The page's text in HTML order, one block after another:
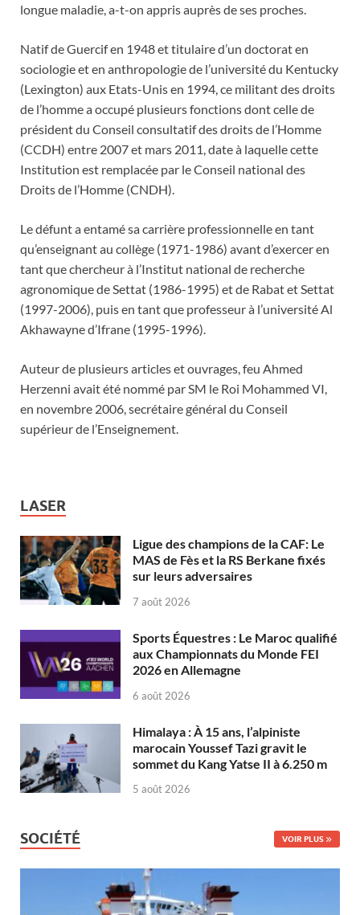
longue maladie, a-t-on appris auprès de ses proches.
Natif de Guercif en 1948 et titulaire d’un doctorat en
sociologie et en anthropologie de l’université du Kentucky
(Lexington) aux Etats-Unis en 1994, ce militant des droits
de l’homme a occupé plusieurs fonctions dont celle de
président du Conseil consultatif des droits de l’Homme
(CCDH) entre 2007 et mars 2011, date à laquelle cette
Institution est remplacée par le Conseil national des
Droits de l’Homme (CNDH).
Le défunt a entamé sa carrière professionnelle en tant
qu’enseignant au collège (1971-1986) avant d’exercer en
tant que chercheur à l’Institut national de recherche
agronomique de Settat (1986-1995) et de Rabat et Settat
(1997-2006), puis en tant que professeur à l’université Al
Akhawayne d’Ifrane (1995-1996).
Auteur de plusieurs articles et ouvrages, feu Ahmed
Herzenni avait été nommé par SM le Roi Mohammed VI,
en novembre 2006, secrétaire général du Conseil
supérieur de l’Enseignement.
LASER
Ligue des champions de la CAF: Le
MAS de Fès et la RS Berkane fixés
sur leurs adversaires
7 août 2026
Sports Équestres : Le Maroc qualifié
aux Championnats du Monde FEI
2026 en Allemagne
6 août 2026
Himalaya : À 15 ans, l’alpiniste
marocain Youssef Tazi gravit le
sommet du Kang Yatse II à 6.250 m
5 août 2026
SOCIÉTÉ VOIR PLUS